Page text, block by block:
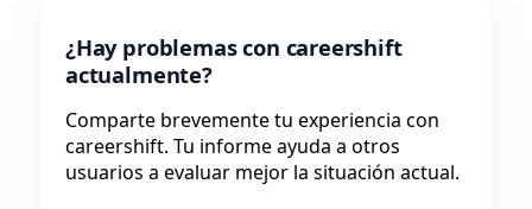
¿Hay problemas con careershift
actualmente?
Comparte brevemente tu experiencia con
careershift. Tu informe ayuda a otros
usuarios a evaluar mejor la situación actual.